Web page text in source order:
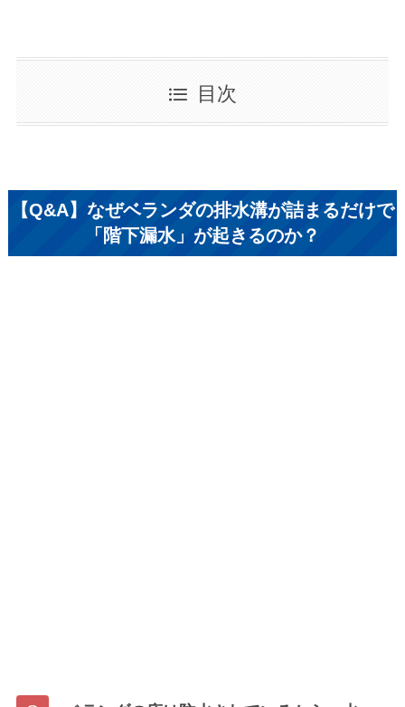
目次
【Q&A】なぜベランダの排水溝が詰まるだけで
「階下漏水」が起きるのか？